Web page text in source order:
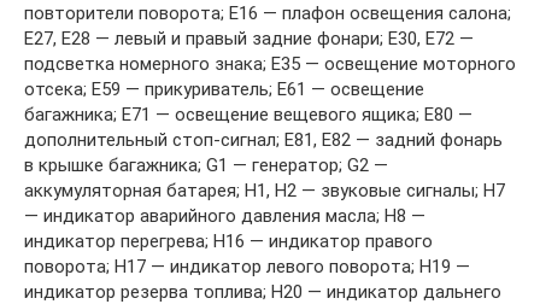
повторители поворота; Е16 — плафон освещения салона;
Е27, Е28 — левый и правый задние фонари; Е30, Е72 —
подсветка номерного знака; Е35 — освещение моторного
отсека; Е59 — прикуриватель; Е61 — освещение
багажника; Е71 — освещение вещевого ящика; Е80 —
дополнительный стоп-сигнал; Е81, Е82 — задний фонарь
в крышке багажника; G1 — генератор; G2 —
аккумуляторная батарея; Н1, Н2 — звуковые сигналы; Н7
— индикатор аварийного давления масла; Н8 —
индикатор перегрева; Н16 — индикатор правого
поворота; Н17 — индикатор левого поворота; Н19 —
индикатор резерва топлива; Н20 — индикатор дальнего